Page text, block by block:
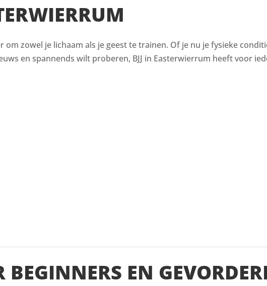
om zowel je lichaam als je geest te trainen. Of je nu je fysieke
en spannends wilt proberen, BJJ in Easterwierrum heeft voor
BEGINNERS EN